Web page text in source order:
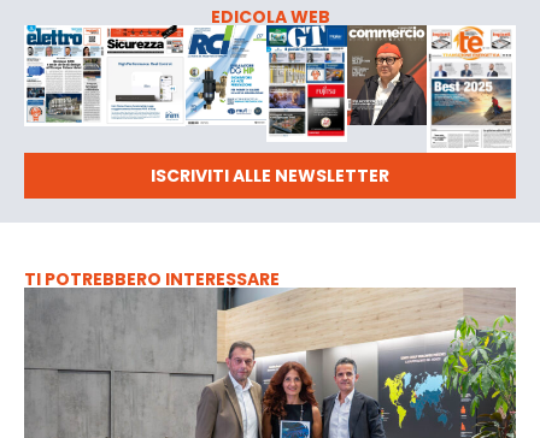
EDICOLA WEB
ISCRIVITI ALLE NEWSLETTER
TI POTREBBERO INTERESSARE